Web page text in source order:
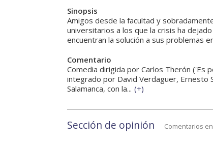
Sinopsis
Amigos desde la facultad y
universitarios a los que la crisis ha
encuentran la solución a sus problemas
Comentario
Comedia dirigida por Carlos Therón ('Es
integrado por David Verdaguer, Ernesto
Salamanca, con la... (+)
Sección de opinión Comentarios